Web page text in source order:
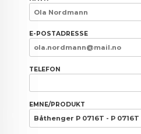
E-POSTADRESSE
TELEFON
EMNE/PRODUKT